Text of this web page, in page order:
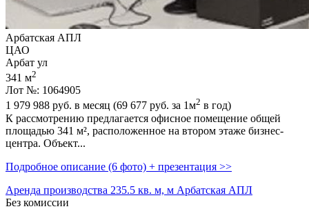
Арбатская АПЛ
ЦАО
Арбат ул
341 м2
Лот №: 1064905
1 979 988 руб. в месяц (69 677 руб. за 1м2 в год)
К рассмотрению предлагается офисное помещение общей
площадью 341 м²,­ расположенное на втором этаже бизнес-
центра. Объект...
Подробное описание (6 фото) + презентация >>
Аренда производства 235.5 кв. м, м Арбатская АПЛ
Без комиссии